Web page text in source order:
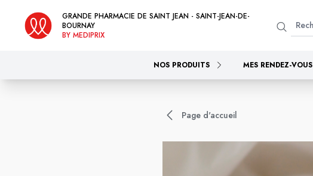
GRANDE PHARMACIE DE SAINT JEAN - SAINT-JEAN-DE-
BOURNAY
BY MEDIPRIX
NOS PRODUITS MES RENDEZ-VOUS
Page d'accueil